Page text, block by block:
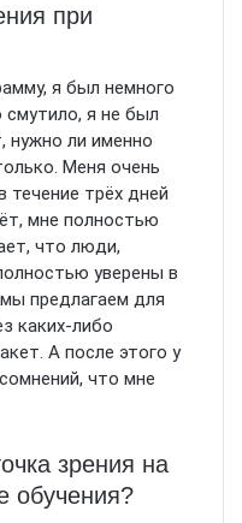
при
я был немного
смутило, я не был
нужно ли именно
Меня очень
течение трёх дней
мне полностью
что люди,
уверены в
предлагаем для
каких-либо
А после этого у
что мне
зрения на
обучения?